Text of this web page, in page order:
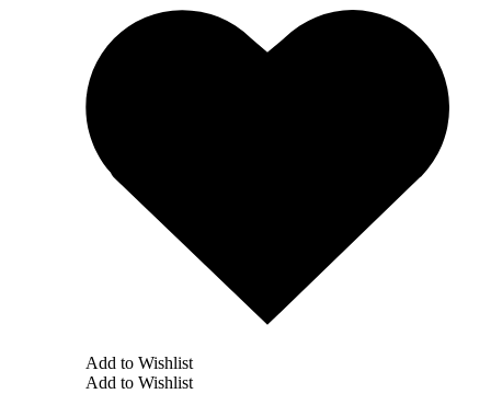
Add to Wishlist
Add to Wishlist